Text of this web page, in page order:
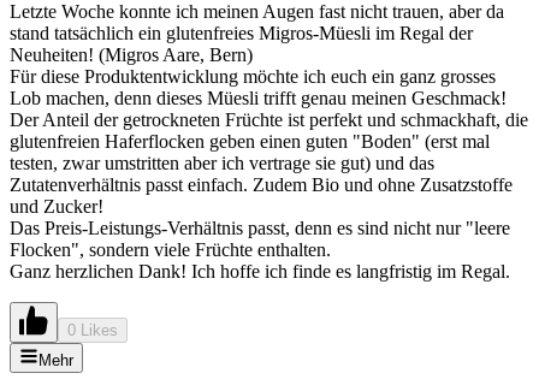
Letzte Woche konnte ich meinen Augen fast nicht trauen, aber da
stand tatsächlich ein glutenfreies Migros-Müesli im Regal der
Neuheiten! (Migros Aare, Bern)
Für diese Produktentwicklung möchte ich euch ein ganz grosses
Lob machen, denn dieses Müesli trifft genau meinen Geschmack!
Der Anteil der getrockneten Früchte ist perfekt und schmackhaft, die
glutenfreien Haferflocken geben einen guten "Boden" (erst mal
testen, zwar umstritten aber ich vertrage sie gut) und das
Zutatenverhältnis passt einfach. Zudem Bio und ohne Zusatzstoffe
und Zucker!
Das Preis-Leistungs-Verhältnis passt, denn es sind nicht nur "leere
Flocken", sondern viele Früchte enthalten.
Ganz herzlichen Dank! Ich hoffe ich finde es langfristig im Regal.
0 Likes
Mehr